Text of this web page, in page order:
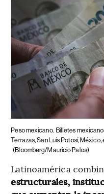
Peso mexicano. Billetes
Terrazas, San Luis Potosí,
(Bloomberg/Mauricio Palos)
Latinoamérica
estructurales,